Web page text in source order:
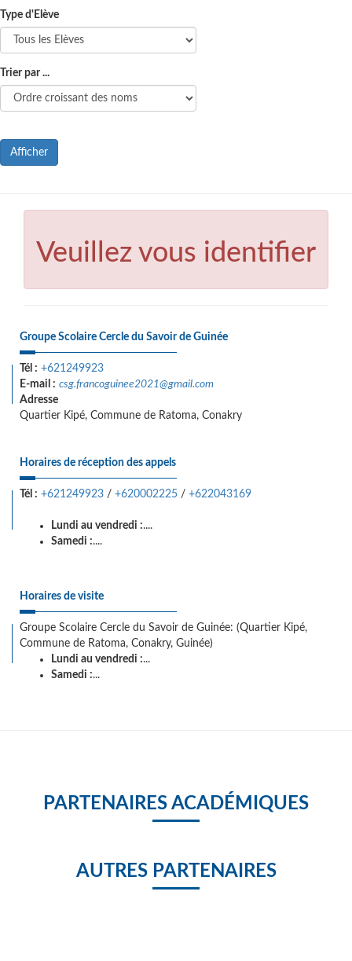
Type d'Elève
Trier par ...
Afficher
Veuillez vous identifier
Groupe Scolaire Cercle du Savoir de Guinée
Tél : +621249923
E-mail : csg.francoguinee2021@gmail.com
Adresse
Quartier Kipé, Commune de Ratoma, Conakry
Horaires de réception des appels
Tél : +621249923 / +620002225 / +622043169
Lundi au vendredi :....
Samedi :....
Horaires de visite
Groupe Scolaire Cercle du Savoir de Guinée: (Quartier Kipé,
Commune de Ratoma, Conakry, Guinée)
Lundi au vendredi :...
Samedi :...
PARTENAIRES ACADÉMIQUES
AUTRES PARTENAIRES